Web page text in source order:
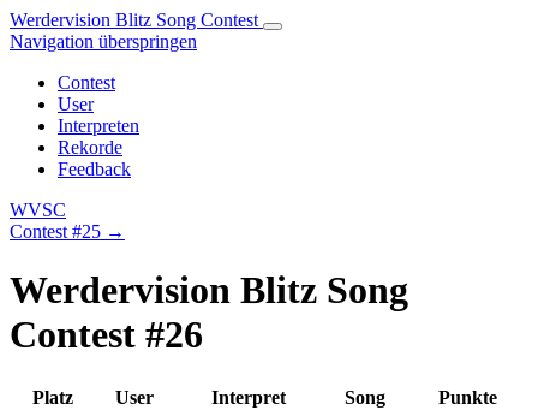
Werdervision Blitz Song Contest
Navigation überspringen
Contest
User
Interpreten
Rekorde
Feedback
WVSC
Contest #25 →
Werdervision Blitz Song
Contest #26
Platz User Interpret Song
Punkte